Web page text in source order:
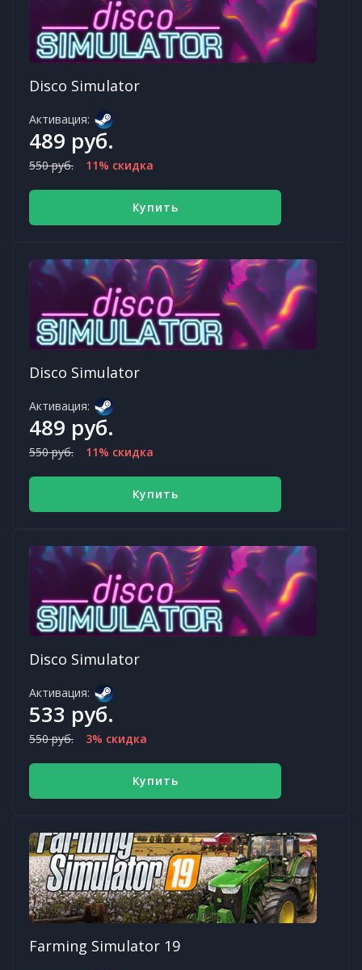
Disco Simulator
Активация:
489 руб.
550 руб. 11% скидка
Купить
Disco Simulator
Активация:
489 руб.
550 руб. 11% скидка
Купить
Disco Simulator
Активация:
533 руб.
550 руб. 3% скидка
Купить
Farming Simulator 19